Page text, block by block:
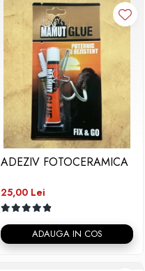
ADEZIV FOTOCERAMICA
25,00 Lei
ADAUGA IN COS